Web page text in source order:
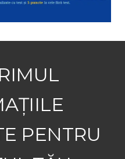
PENTRU